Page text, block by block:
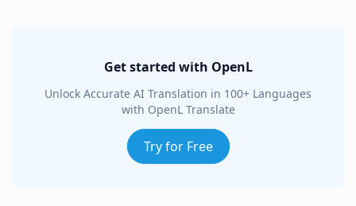
Get started with OpenL
Unlock Accurate AI Translation in 100+ Languages
with OpenL Translate
Try for Free